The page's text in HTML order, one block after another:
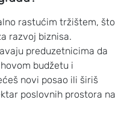
rastućim tržištem, što
razvoj biznisa.
preduzetnicima da
budžetu i
novi posao ili širiš
poslovnih prostora na